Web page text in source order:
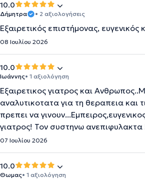
10.0
Δήμητρα • 2 αξιολογήσεις
Εξαιρετικός επιστήμονας, ευγενικός
08 Ιουλίου 2026
10.0
Ιωάννης• 1 αξιολόγηση
Εξαιρετικος γιατρος και
αναλυτικοτατα για τη θεραπεια και
πρεπει να
γιατρος! Τον συστηνω ανεπιφυλακτα
07 Ιουλίου 2026
10.0
Θωμας• 1 αξιολόγηση